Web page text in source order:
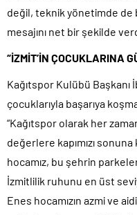
değil, teknik yönetimde de
mesajını net bir şekilde
“İZMİT’İN ÇOCUKLARINA
Kağıtspor Kulübü
çocuklarıyla başarıya
“Kağıtspor olarak her
değerlere kapımızı
hocamız, bu şehrin
İzmitlilik ruhunu en üst
Enes hocamızın azmi ve